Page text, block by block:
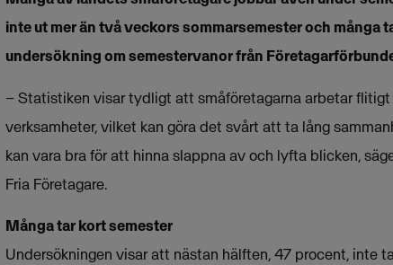
inte ut mer än två veckors sommarsemester och många
undersökning om semestervanor från
– Statistiken visar tydligt att småföretagarna arbetar
verksamheter, vilket kan göra det svårt att ta lång
kan vara bra för att hinna slappna av och lyfta blicken,
Fria Företagare.
Många tar kort semester
Undersökningen visar att nästan hälften, 47 procent, inte